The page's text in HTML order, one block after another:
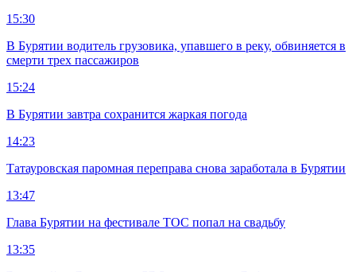
15:30
В Бурятии водитель грузовика, упавшего в реку, обвиняется в
смерти трех пассажиров
15:24
В Бурятии завтра сохранится жаркая погода
14:23
Татауровская паромная переправа снова заработала в Бурятии
13:47
Глава Бурятии на фестивале ТОС попал на свадьбу
13:35